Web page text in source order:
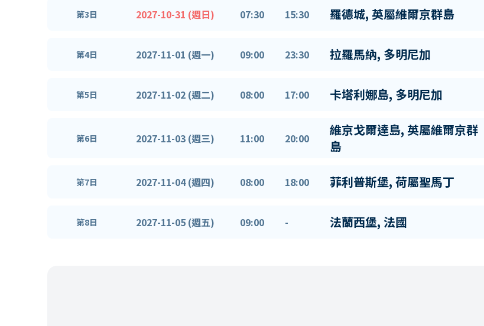
第3日 2027-10-31 (週日) 07:30 15:30 羅德城, 英屬維爾京群島
第4日 2027-11-01 (週一) 09:00 23:30 拉羅馬納, 多明尼加
第5日 2027-11-02 (週二) 08:00 17:00 卡塔利娜島, 多明尼加
第6日 2027-11-03 (週三) 11:00 20:00
維京戈爾達島, 英屬維爾京群
島
第7日 2027-11-04 (週四) 08:00 18:00 菲利普斯堡, 荷屬聖馬丁
第8日 2027-11-05 (週五) 09:00 - 法蘭西堡, 法國